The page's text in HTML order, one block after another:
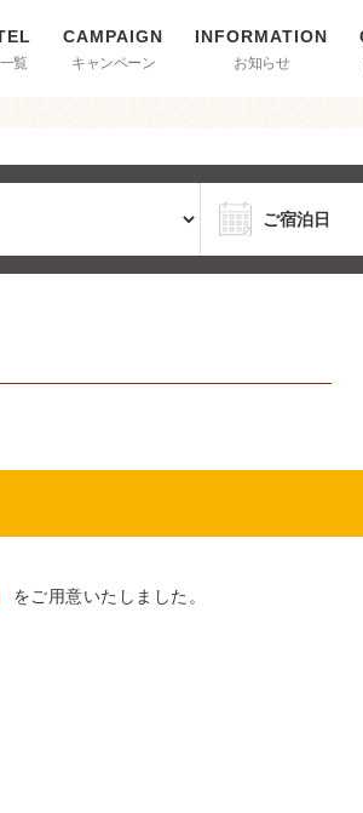
覧 キャンペーン お知らせ
をご用意いたしました。